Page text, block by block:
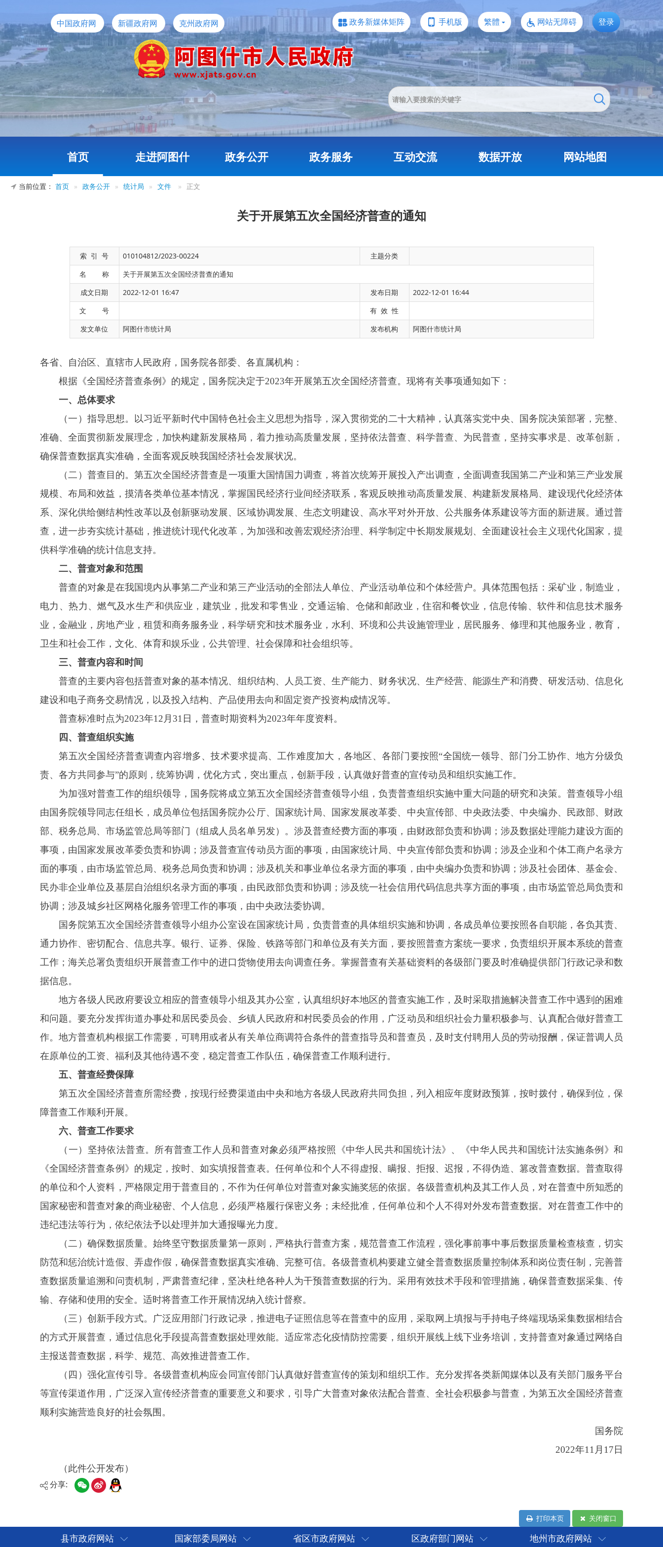
中国政府网 新疆政府网 克州政府网 政务新媒体矩阵 手机版 繁體 网站无障碍 登录
首页 走进阿图什 政务公开 政务服务 互动交流 数据开放 网站地图
当前位置： 首页 » 政务公开 » 统计局 » 文件 » 正文
关于开展第五次全国经济普查的通知
索 引 号 010104812/2023-00224
主题分类
名 称
关于开展第五次全国经济普查的通知
成文日期
2022-12-01 16:47 发布日期
2022-12-01 16:44
文 号
有 效 性
发文单位
阿图什市统计局 发布机构 阿图什市统计局
各省、自治区、直辖市人民政府，国务院各部委、各直属机构：
根据《全国经济普查条例》的规定，国务院决定于2023年开展第五次全国经济普查。现将有关事项通知如下：
一、总体要求
准确、全面贯彻新发展理念，加快构建新发展格局，着力推动高质量发展，坚持依法普查、科学普查、为民普查，坚持实事求是、改革创新，
确保普查数据真实准确，全面客观反映我国经济社会发展状况。
（二）普查目的。第五次全国经济普查是一项重大国情国力调查，将首次统筹开展投入产出调查，全面调查我国第二产业和第三产业发展
查，进一步夯实统计基础，推进统计现代化改革，为加强和改善宏观经济治理、科学制定中长期发展规划、全面建设社会主义现代化国家，提
供科学准确的统计信息支持。
二、普查对象和范围
普查的对象是在我国境内从事第二产业和第三产业活动的全部法人单位、产业活动单位和个体经营户。具体范围包括：采矿业，制造业，
卫生和社会工作，文化、体育和娱乐业，公共管理、社会保障和社会组织等。
三、普查内容和时间
普查的主要内容包括普查对象的基本情况、组织结构、人员工资、生产能力、财务状况、生产经营、能源生产和消费、研发活动、信息化
建设和电子商务交易情况，以及投入结构、产品使用去向和固定资产投资构成情况等。
第五次全国经济普查调查内容增多、技术要求提高、工作难度加大，各地区、各部门要按照“全国统一领导、部门分工协作、地方分级负
责、各方共同参与”的原则，统筹协调，优化方式，突出重点，创新手段，认真做好普查的宣传动员和组织实施工作。
为加强对普查工作的组织领导，国务院将成立第五次全国经济普查领导小组，负责普查组织实施中重大问题的研究和决策。普查领导小组
由国务院领导同志任组长，成员单位包括国务院办公厅、国家统计局、国家发展改革委、中央宣传部、中央政法委、中央编办、民政部、财政
面的事项，由市场监管总局、税务总局负责和协调；涉及机关和事业单位名录方面的事项，由中央编办负责和协调；涉及社会团体、基金会、
民办非企业单位及基层自治组织名录方面的事项，由民政部负责和协调；涉及统一社会信用代码信息共享方面的事项，由市场监管总局负责和
协调；涉及城乡社区网格化服务管理工作的事项，由中央政法委协调。
国务院第五次全国经济普查领导小组办公室设在国家统计局，负责普查的具体组织实施和协调，各成员单位要按照各自职能，各负其责、
通力协作、密切配合、信息共享。银行、证券、保险、铁路等部门和单位及有关方面，要按照普查方案统一要求，负责组织开展本系统的普查
据信息。
地方各级人民政府要设立相应的普查领导小组及其办公室，认真组织好本地区的普查实施工作，及时采取措施解决普查工作中遇到的困难
和问题。要充分发挥街道办事处和居民委员会、乡镇人民政府和村民委员会的作用，广泛动员和组织社会力量积极参与、认真配合做好普查工
作。地方普查机构根据工作需要，可聘用或者从有关单位商调符合条件的普查指导员和普查员，及时支付聘用人员的劳动报酬， 保证普调人员
第五次全国经济普查所需经费，按现行经费渠道由中央和地方各级人民政府共同负担，列入相应年度财政预算，按时拨付，确保到位，保
障普查工作顺利开展。
六、普查工作要求
（一）坚持依法普查。所有普查工作人员和普查对象必须严格按照《中华人民共和国统计法》、《中华人民共和国统计法实施条例》和
国家秘密和普查对象的商业秘密、个人信息，必须严格履行保密义务；未经批准，任何单位和个人不得对外发布普查数据。对在普查工作中的
违纪违法等行为，依纪依法予以处理并加大通报曝光力度。
（二）确保数据质量。始终坚守数据质量第一原则，严格执行普查方案，规范普查工作流程，强化事前事中事后数据质量检查核查，切实
防范和惩治统计造假、弄虚作假，确保普查数据真实准确、完整可信。各级普查机构要建立健全普查数据质量控制体系和岗位责任制，完善普
查数据质量追溯和问责机制，严肃普查纪律，坚决杜绝各种人为干预普查数据的行为。采用有效技术手段和管理措施，确保普查数据采集、传
（三）创新手段方式。广泛应用部门行政记录，推进电子证照信息等在普查中的应用，采取网上填报与手持电子终端现场采集数据相结合
的方式开展普查，通过信息化手段提高普查数据处理效能。适应常态化疫情防控需要，组织开展线上线下业务培训，支持普查对象通过网络自
主报送普查数据，科学、规范、高效推进普查工作。
（四）强化宣传引导。各级普查机构应会同宣传部门认真做好普查宣传的策划和组织工作。充分发挥各类新闻媒体以及有关部门服务平台
等宣传渠道作用，广泛深入宣传经济普查的重要意义和要求，引导广大普查对象依法配合普查、全社会积极参与普查，为第五次全国经济普查
国务院
2022年11月17日
（此件公开发布）
分享:
打印本页 关闭窗口
县市政府网站 国家部委局网站 省区市政府网站 区政府部门网站 地州市政府网站